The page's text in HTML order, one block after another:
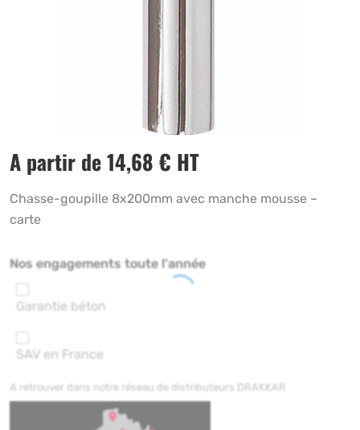
A partir de14,68 € HT
Chasse-goupille 8x200mm avec manche mousse –
carte
Nos engagements toute l'année
Garantie béton
SAV en France
A retrouver dans notre réseau de distributeurs DRAKKAR